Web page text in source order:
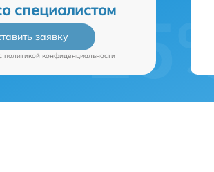
специалистом
заявку
политикой конфиденциальности